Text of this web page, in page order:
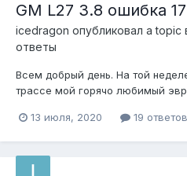
GM L27 3.8 ошибка
icedragon опубликовал a topic
ответы
Всем добрый день. На той
трассе мой горячо любимый
обороты, глохнет и загорается
копаюс...
13 июля, 2020 19 ответов